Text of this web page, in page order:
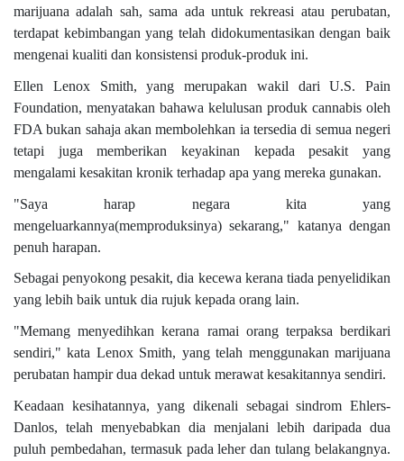
marijuana adalah sah, sama ada untuk rekreasi atau perubatan,
terdapat kebimbangan yang telah didokumentasikan dengan baik
mengenai kualiti dan konsistensi produk-produk ini.
Ellen Lenox Smith, yang merupakan wakil dari U.S. Pain
Foundation, menyatakan bahawa kelulusan produk cannabis oleh
FDA bukan sahaja akan membolehkan ia tersedia di semua negeri
tetapi juga memberikan keyakinan kepada pesakit yang
mengalami kesakitan kronik terhadap apa yang mereka gunakan.
"Saya harap negara kita yang
mengeluarkannya(memproduksinya) sekarang," katanya dengan
penuh harapan.
Sebagai penyokong pesakit, dia kecewa kerana tiada penyelidikan
yang lebih baik untuk dia rujuk kepada orang lain.
"Memang menyedihkan kerana ramai orang terpaksa berdikari
sendiri," kata Lenox Smith, yang telah menggunakan marijuana
perubatan hampir dua dekad untuk merawat kesakitannya sendiri.
Keadaan kesihatannya, yang dikenali sebagai sindrom Ehlers-
Danlos, telah menyebabkan dia menjalani lebih daripada dua
puluh pembedahan, termasuk pada leher dan tulang belakangnya.